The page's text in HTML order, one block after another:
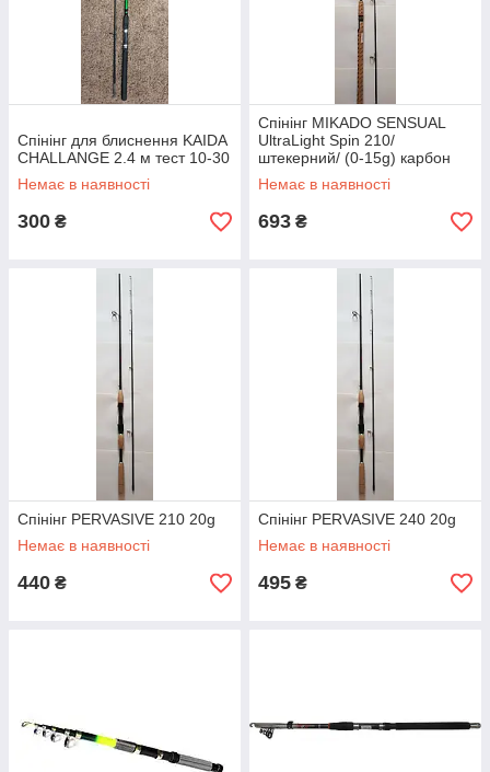
Спінінг для блиснення KAIDA
CHALLANGE 2.4 м тест 10-30
Немає в наявності
300 ₴
Спінінг MIKADO SENSUAL
UltraLight Spin 210/
штекерний/ (0-15g) карбон
Немає в наявності
693 ₴
Спінінг PERVASIVE 210 20g
Немає в наявності
440 ₴
Спінінг PERVASIVE 240 20g
Немає в наявності
495 ₴